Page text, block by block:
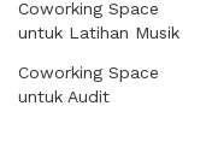
Coworking Space
untuk Latihan Musik
Coworking Space
untuk Audit